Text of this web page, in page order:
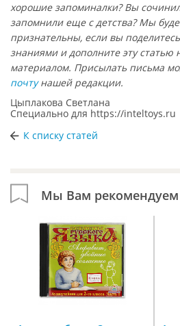
хорошие запоминалки? Вы
запомнили еще с детства? Мы
признательны, если вы
знаниями и дополните эту
материалом. Присылать письма
почтунашей редакции.
Цыплакова Светлана
Специально для https://inteltoys.ru
К списку статей
Мы Вам рекомендуем